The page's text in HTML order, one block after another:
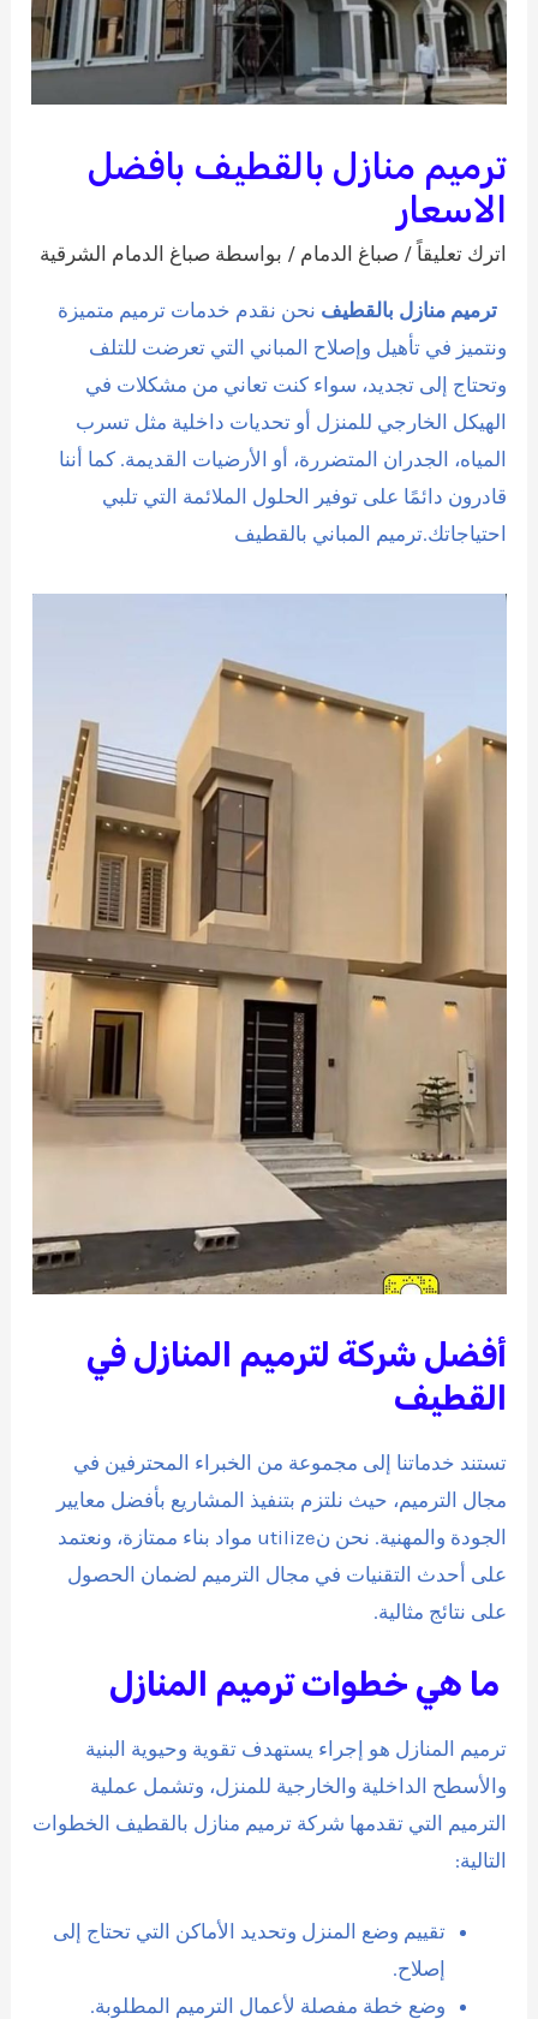
ترميم منازل بالقطيف بافضل
الاسعار
اترك تعليقاً /صباغ الدمام / بواسطة صباغ الدمام الشرقية
ترميم منازل بالقطيف نحن نقدم خدمات ترميم متميزة
ونتميز في تأهيل وإصلاح المباني التي تعرضت للتلف
وتحتاج إلى تجديد، سواء كنت تعاني من مشكلات في
الهيكل الخارجي للمنزل أو تحديات داخلية مثل تسرب
المياه، الجدران المتضررة، أو الأرضيات القديمة. كما أننا
قادرون دائمًا على توفير الحلول الملائمة التي تلبي
احتياجاتك.ترميم المباني بالقطيف
أفضل شركة لترميم المنازل في
القطيف
تستند خدماتنا إلى مجموعة من الخبراء المحترفين في
مجال الترميم، حيث نلتزم بتنفيذ المشاريع بأفضل معايير
الجودة والمهنية. نحن نutilize مواد بناء ممتازة، ونعتمد
على أحدث التقنيات في مجال الترميم لضمان الحصول
على نتائج مثالية.
ما هي خطوات ترميم المنازل
ترميم المنازل هو إجراء يستهدف تقوية وحيوية البنية
والأسطح الداخلية والخارجية للمنزل، وتشمل عملية
الترميم التي تقدمها شركة ترميم منازل بالقطيف الخطوات
التالية:
تقييم وضع المنزل وتحديد الأماكن التي تحتاج إلى
إصلاح.
وضع خطة مفصلة لأعمال الترميم المطلوبة.